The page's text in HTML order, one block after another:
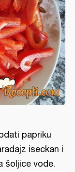
papriku
iseckan i
šoljice vode.